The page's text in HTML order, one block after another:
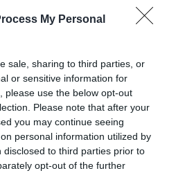
My Personal
sale, sharing to third parties, or
or sensitive information for
please use the below opt-out
Please note that after your
you may continue seeing
personal information utilized by
to third parties prior to
opt-out of the further
akkor nincs oka
szavait a szinhaz.online.
így maradok" – vallotta be a
boldogságra, és ma már egy
él. Tapasztalatai alapján
az emberek valóban
szerelem önmagában nem